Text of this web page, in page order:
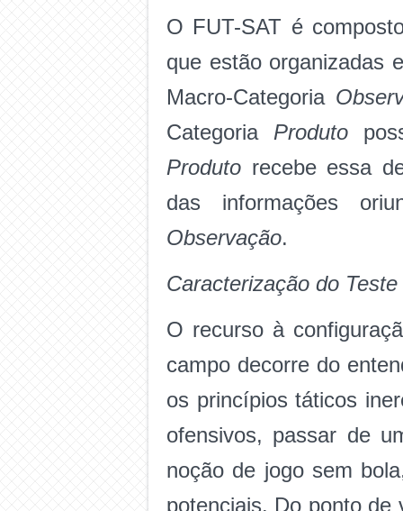
O FUT-SAT é
que estão organizadas
Macro-Categoria
Categoria Produto
Produto recebe essa
das informações
Observação.
Caracterização do
O recurso à
campo decorre do
os princípios táticos
ofensivos, passar de
noção de jogo sem
potenciais. Do ponto de